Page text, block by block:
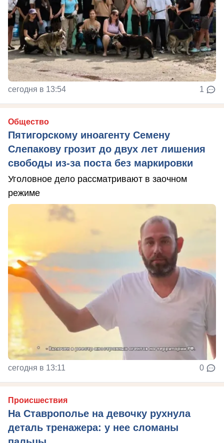
сегодня в 13:54 1
Общество
Пятигорскому иноагенту Семену
Слепакову грозит до двух лет лишения
свободы из-за поста без маркировки
Уголовное дело рассматривают в заочном
режиме
сегодня в 13:11 0
Происшествия
На Ставрополье на девочку рухнула
деталь тренажера: у нее сломаны